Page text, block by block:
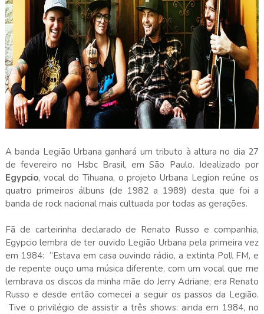
A banda Legião Urbana ganhará um tributo à altura no dia 27
de fevereiro no Hsbc Brasil, em São Paulo. Idealizado por
Egypcio, vocal do Tihuana, o projeto Urbana Legion reúne os
quatro primeiros álbuns (de 1982 a 1989) desta que foi a
banda de rock nacional mais cultuada por todas as gerações.
Fã de carteirinha declarado de Renato Russo e companhia,
Egypcio lembra de ter ouvido Legião Urbana pela primeira vez
em 1984: “Estava em casa ouvindo rádio, a extinta Poll FM, e
de repente ouço uma música diferente, com um vocal que me
lembrava os discos da minha mãe do Jerry Adriane; era Renato
Russo e desde então comecei a seguir os passos da Legião.
Tive o privilégio de assistir a três shows: ainda em 1984, no